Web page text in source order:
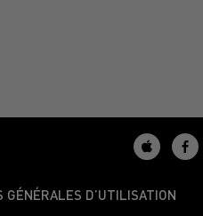
GÉNÉRALES D’UTILISATION